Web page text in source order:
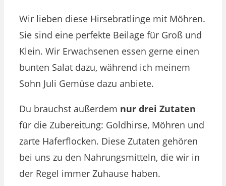
Wir lieben diese Hirsebratlinge mit Möhren.
Sie sind eine perfekte Beilage für Groß und
Klein. Wir Erwachsenen essen gerne einen
bunten Salat dazu, während ich meinem
Sohn Juli Gemüse dazu anbiete.
Du brauchst außerdem nur drei Zutaten
für die Zubereitung: Goldhirse, Möhren und
zarte Haferflocken. Diese Zutaten gehören
bei uns zu den Nahrungsmitteln, die wir in
der Regel immer Zuhause haben.